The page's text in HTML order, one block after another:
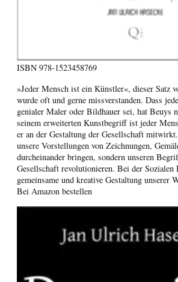
ISBN 978-1523458769
»Jeder Mensch ist ein Künstler«, dieser Satz
wurde oft und gerne missverstanden. Dass
genialer Maler oder Bildhauer sei, hat Beuys
seinem erweiterten Kunstbegriff ist jeder
er an der Gestaltung der Gesellschaft
unsere Vorstellungen von Zeichnungen,
durcheinander bringen, sondern unseren
Gesellschaft revolutionieren. Bei der Sozialen
gemeinsame und kreative Gestaltung unserer
Bei Amazon bestellen